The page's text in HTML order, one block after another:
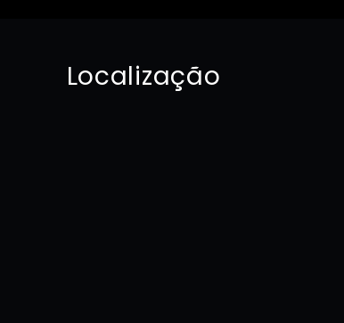
Localização